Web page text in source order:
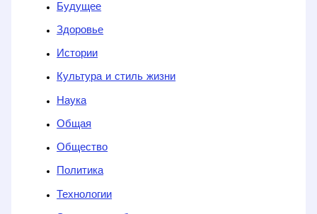
Будущее
Здоровье
Истории
Культура и стиль жизни
Наука
Общая
Общество
Политика
Технологии